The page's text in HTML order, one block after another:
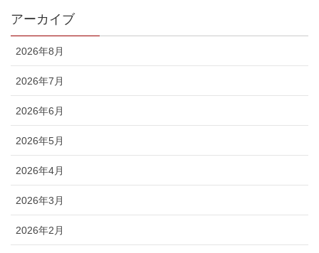
アーカイブ
2026年8月
2026年7月
2026年6月
2026年5月
2026年4月
2026年3月
2026年2月